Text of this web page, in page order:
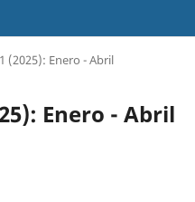
(2025): Enero - Abril
Enero - Abril